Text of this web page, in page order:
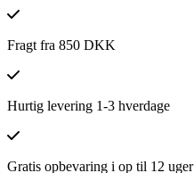
Fragt fra 850 DKK
Hurtig levering 1-3 hverdage
Gratis opbevaring i op til 12 uger